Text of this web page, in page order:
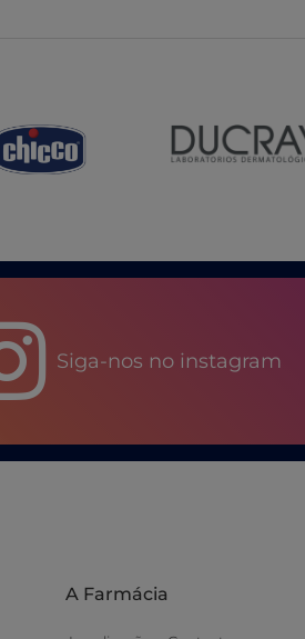
Siga-nos no instagram
A Farmácia